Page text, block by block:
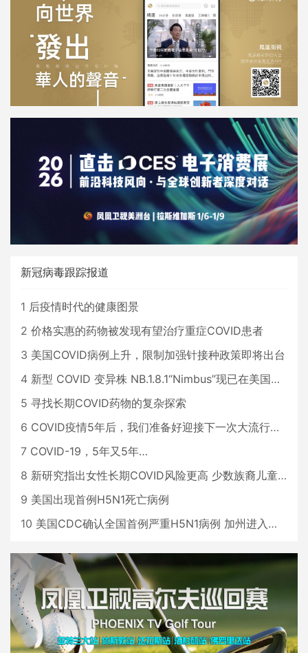
新冠病毒跟踪报道
1 后疫情时代的健康图景
2 价格实惠的药物被发现有望治疗重症COVID患者
3 美国COVID病例上升，限制加强针接种政策即将出台
4 新型 COVID 变异株 NB.1.8.1“Nimbus”现已在美国占据主导地位
5 寻找长期COVID药物的复杂探索
6 COVID疫情5年后，我们准备好迎接下一次大流行了吗？
7 COVID-19，5年又5年…
8 新研究指出女性长期COVID风险更高 少数族裔儿童存在差异
9 美国出现首例H5N1死亡病例
10 美国CDC确认全国首例严重H5N1病例 加州进入紧急状态